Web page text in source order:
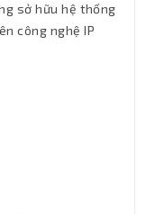
sở hữu hệ thống
công nghệ IP